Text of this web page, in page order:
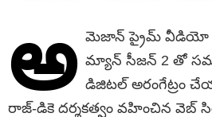
అ మెజాన్ ప్రైమ్ వీడియో
మ్యాన్ సీజన్ 2 తో
డిజిటల్ అరంగేట్రం
రాజ్-డికె దర్శకత్వం వహించిన వెబ్